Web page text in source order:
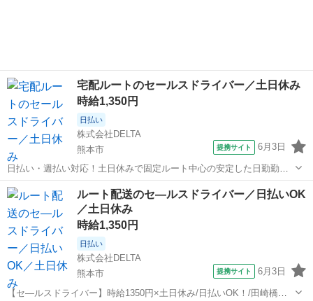
宅配ルートのセールスドライバー／土日休み
時給1,350円
日払い
株式会社DELTA
熊本市
提携サイト 6月3日
日払い・週払い対応！土日休みで固定ルート中心の安定した日勤勤務
【WEB】または【お電話】にて 気軽にご応募下さい。 応募の詳細や
質問事項などもお気軽にどうぞ。 ●WEB 受付時間：24時間受付中！
※ご応募内容を確認後...
熊本 営業
ルート配送のセ—ルスドライバー／日払いOK
／土日休み
時給1,350円
日払い
株式会社DELTA
熊本市
提携サイト 6月3日
【セ—ルスドライバー】時給1350円×土日休み/日払いOK！/田崎橋駅